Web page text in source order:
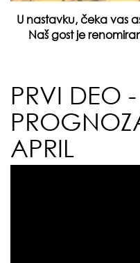
U nastavku, čeka vas
Naš gost je
PRVI DEO
APRIL